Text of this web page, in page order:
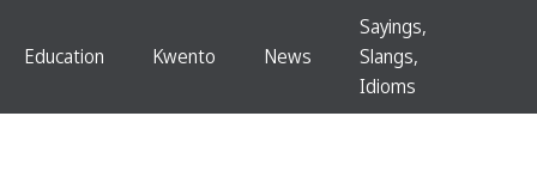
Education Kwento News
Sayings,
Slangs,
Idioms